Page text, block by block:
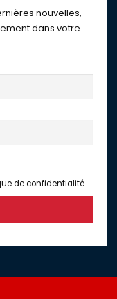
nouvelles,
dans votre
de confidentialité